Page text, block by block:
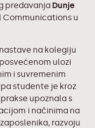
predavanja Dunje
u
na kolegiju
ulozi
i suvremenim
studente je kroz
upoznala s
i načinima na
razvoju